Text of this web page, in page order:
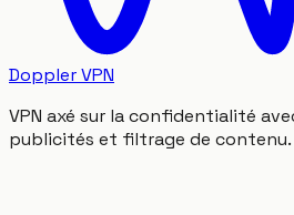
Doppler VPN
VPN axé sur la confidentialité
publicités et filtrage de contenu.